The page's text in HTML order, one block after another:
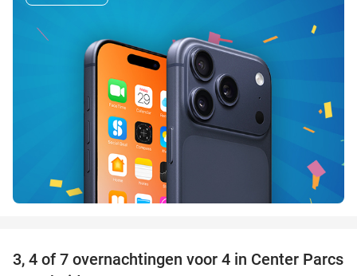
15%
3, 4 of 7 overnachtingen voor 4 in Center Parcs